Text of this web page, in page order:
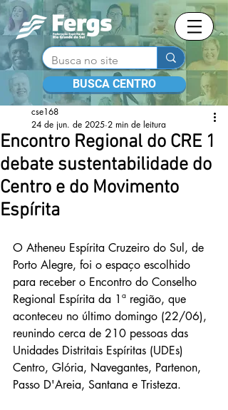
BUSCA CENTRO
Encontro Regional do CRE 1
debate sustentabilidade do
Centro e do Movimento
Espírita
cse168
24 de jun. de 2025 2 min de leitura
O Atheneu Espírita Cruzeiro do Sul, de
Porto Alegre, foi o espaço escolhido
para receber o Encontro do Conselho
Regional Espírita da 1ª região, que
aconteceu no último domingo (22/06),
reunindo cerca de 210 pessoas das
Unidades Distritais Espíritas (UDEs)
Centro, Glória, Navegantes, Partenon,
Passo D'Areia, Santana e Tristeza.